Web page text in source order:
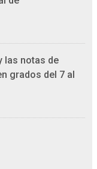
las notas de
grados del 7 al